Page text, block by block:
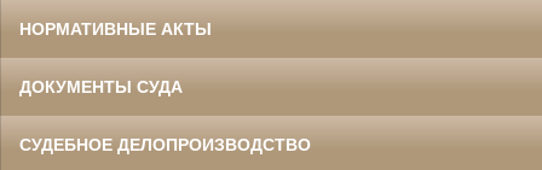
НОРМАТИВНЫЕ АКТЫ
ДОКУМЕНТЫ СУДА
СУДЕБНОЕ ДЕЛОПРОИЗВОДСТВО